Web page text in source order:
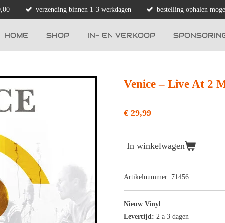
verzending binnen 1-3 werkdagen bestelling ophalen
HOME SHOP IN- EN VERKOOP
Venice – Live At 2
€ 29,99
In winkelwagen
Artikelnummer: 71456
Nieuw Vinyl
Levertijd: 2 a 3 dagen